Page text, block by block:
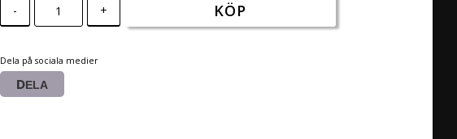
- + KÖP
Dela på sociala medier
DELA